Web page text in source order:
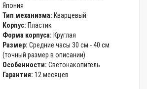
Япония
Тип механизма: Кварцевый
Корпус: Пластик
Форма корпуса: Круглая
Размер: Средние часы 30 см - 40 см
(точный размер в описании)
Особенности: Светонакопитель
Гарантия: 12 месяцев